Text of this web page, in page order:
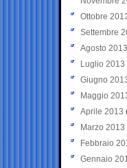
Ottobre
Settembre
Agosto 2013
Luglio 2013
Giugno
Maggio
Aprile 2013
Marzo 2013
Febbraio
Gennaio